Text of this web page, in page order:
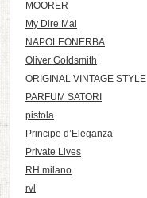
MOORER
My Dire Mai
NAPOLEONERBA
Oliver Goldsmith
ORIGINAL VINTAGE STYLE
PARFUM SATORI
pistola
Principe d’Eleganza
Private Lives
RH milano
rvl